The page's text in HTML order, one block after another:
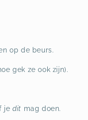
op de beurs.
gek ze ook zijn).
jedit mag doen.